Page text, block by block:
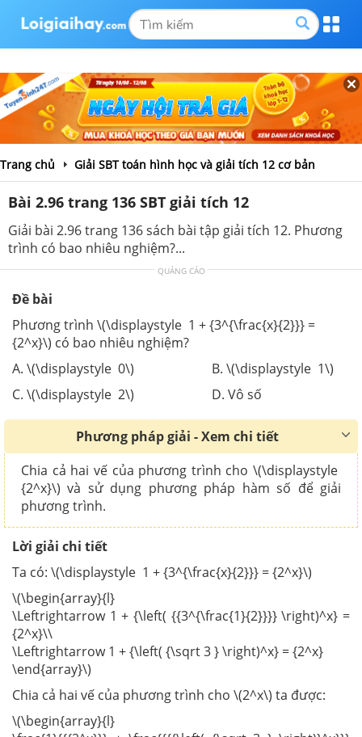
Trang chủ Giải SBT toán hình học và giải tích 12 cơ bản
Bài 2.96 trang 136 SBT giải tích 12
Giải bài 2.96 trang 136 sách bài tập giải tích 12. Phương
trình có bao nhiêu nghiệm?...
QUẢNG CÁO
Đề bài
Phương trình \(\displaystyle 1 + {3^{\frac{x}{2}}} =
{2^x}\) có bao nhiêu nghiệm?
A. \(\displaystyle 0\) B. \(\displaystyle 1\)
C. \(\displaystyle 2\) D. Vô số
Phương pháp giải - Xem chi tiết
Chia cả hai vế của phương trình cho \(\displaystyle
{2^x}\) và sử dụng phương pháp hàm số để giải
phương trình.
Lời giải chi tiết
Ta có: \(\displaystyle 1 + {3^{\frac{x}{2}}} = {2^x}\)
\(\begin{array}{l}
\Leftrightarrow 1 + {\left( {{3^{\frac{1}{2}}}} \right)^x} =
{2^x}\\
\Leftrightarrow 1 + {\left( {\sqrt 3 } \right)^x} = {2^x}
\end{array}\)
Chia cả hai vế của phương trình cho \(2^x\) ta được:
\(\begin{array}{l}